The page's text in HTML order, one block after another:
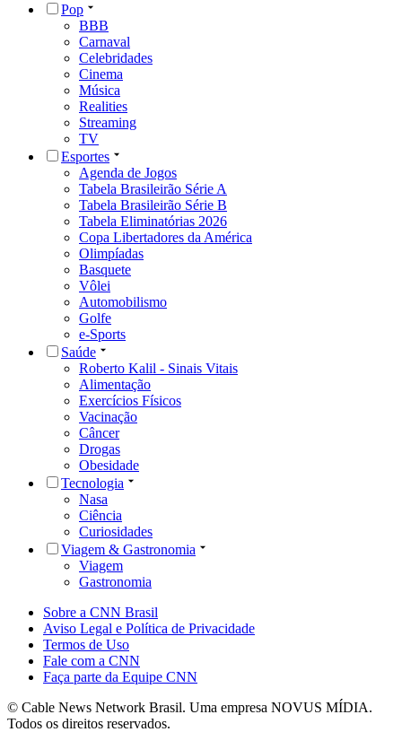
Pop
BBB
Carnaval
Celebridades
Cinema
Música
Realities
Streaming
TV
Esportes
Agenda de Jogos
Tabela Brasileirão Série A
Tabela Brasileirão Série B
Tabela Eliminatórias 2026
Copa Libertadores da América
Olimpíadas
Basquete
Vôlei
Automobilismo
Golfe
e-Sports
Saúde
Roberto Kalil - Sinais Vitais
Alimentação
Exercícios Físicos
Vacinação
Câncer
Drogas
Obesidade
Tecnologia
Nasa
Ciência
Curiosidades
Viagem & Gastronomia
Viagem
Gastronomia
Sobre a CNN Brasil
Aviso Legal e Política de Privacidade
Termos de Uso
Fale com a CNN
Faça parte da Equipe CNN
© Cable News Network Brasil. Uma empresa NOVUS MÍDIA.
Todos os direitos reservados.